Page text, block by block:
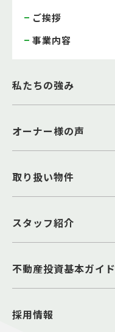
ご挨拶
事業内容
私たちの強み
オーナー様の声
取り扱い物件
スタッフ紹介
不動産投資基本ガイド
採用情報